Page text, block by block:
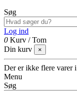
Søg
Log ind
0 Kurv /Tom
Din kurv
×
Der er ikke flere varer
Menu
Søg